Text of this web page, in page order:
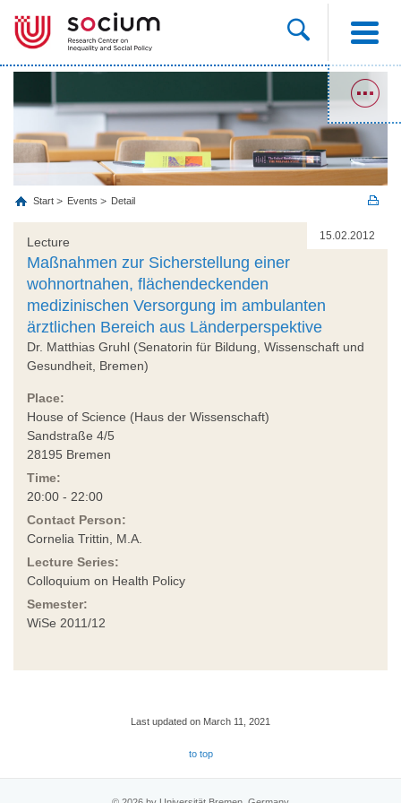
Start Events Detail
15.02.2012
Lecture
Maßnahmen zur Sicherstellung einer
wohnortnahen, flächendeckenden
medizinischen Versorgung im ambulanten
ärztlichen Bereich aus Länderperspektive
Dr. Matthias Gruhl (Senatorin für Bildung, Wissenschaft und
Gesundheit, Bremen)
Place:
House of Science (Haus der Wissenschaft)
Sandstraße 4/5
28195 Bremen
Time:
20:00 - 22:00
Contact Person:
Cornelia Trittin, M.A.
Lecture Series:
Colloquium on Health Policy
Semester:
WiSe 2011/12
Last updated on March 11, 2021
to top